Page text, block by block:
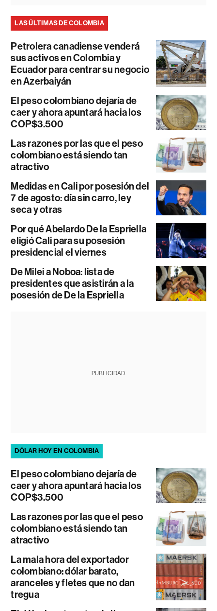
LAS ÚLTIMAS DE COLOMBIA
Petrolera canadiense venderá
sus activos en Colombia y
Ecuador para centrar su negocio
en Azerbaiyán
El peso colombiano dejaría de
caer y ahora apuntará hacia los
COP$3.500
Las razones por las que el peso
colombiano está siendo tan
atractivo
Medidas en Cali por posesión del
7 de agosto: día sin carro, ley
seca y otras
Por qué Abelardo De la Espriella
eligió Cali para su posesión
presidencial el viernes
De Milei a Noboa: lista de
presidentes que asistirán a la
posesión de De la Espriella
PUBLICIDAD
DÓLAR HOY EN COLOMBIA
El peso colombiano dejaría de
caer y ahora apuntará hacia los
COP$3.500
Las razones por las que el peso
colombiano está siendo tan
atractivo
La mala hora del exportador
colombiano: dólar barato,
aranceles y fletes que no dan
tregua